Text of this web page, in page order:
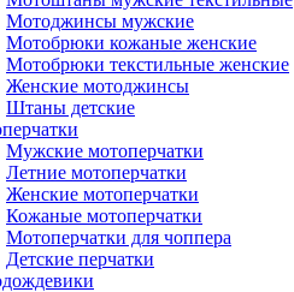
Мотоджинсы мужские
Мотобрюки кожаные женские
Мотобрюки текстильные женские
Женские мотоджинсы
Штаны детские
Мужские мотоперчатки
Летние мотоперчатки
Женские мотоперчатки
Кожаные мотоперчатки
Мотоперчатки для чоппера
Детские перчатки